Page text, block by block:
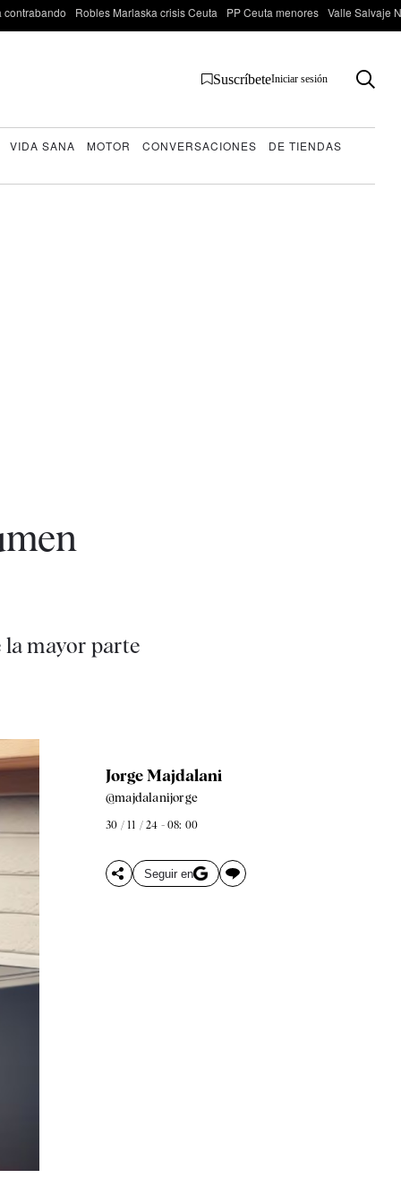
contrabando Robles Marlaska crisis Ceuta PP Ceuta menores Valle Salvaje
SuscríbeteIniciar sesión
VIDA SANA MOTOR CONVERSACIONES
DE TIENDAS
la mayor parte
Jorge Majdalani
@majdalanijorge
30 / 11 / 24 - 08: 00
Seguir en